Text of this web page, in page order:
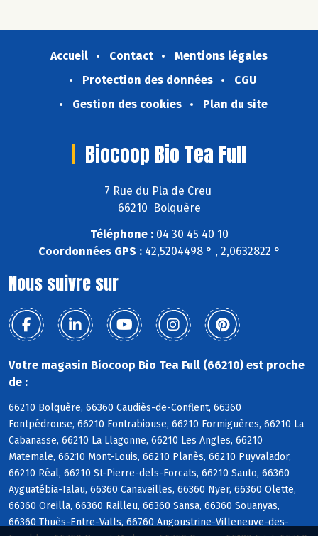
Accueil Contact
Mentions légales
Protection des données
CGU
Gestion des cookies
Plan du site
Biocoop Bio Tea Full
7 Rue du Pla de Creu
66210 Bolquère
Téléphone :04 30 45 40 10
Coordonnées GPS :42,5204498 ° , 2,0632822 °
Nous suivre sur
Votre magasin Biocoop Bio Tea Full (66210) est proche
de :
66210 Bolquère, 66360 Caudiès-de-Conflent, 66360
Fontpédrouse, 66210 Fontrabiouse, 66210 Formiguères, 66210 La
Cabanasse, 66210 La Llagonne, 66210 Les Angles, 66210
Matemale, 66210 Mont-Louis, 66210 Planès, 66210 Puyvalador,
66210 Réal, 66210 St-Pierre-dels-Forcats, 66210 Sauto, 66360
Ayguatébia-Talau, 66360 Canaveilles, 66360 Nyer, 66360 Olette,
66360 Oreilla, 66360 Railleu, 66360 Sansa, 66360 Souanyas,
66360 Thuès-Entre-Valls, 66760 Angoustrine-Villeneuve-des-